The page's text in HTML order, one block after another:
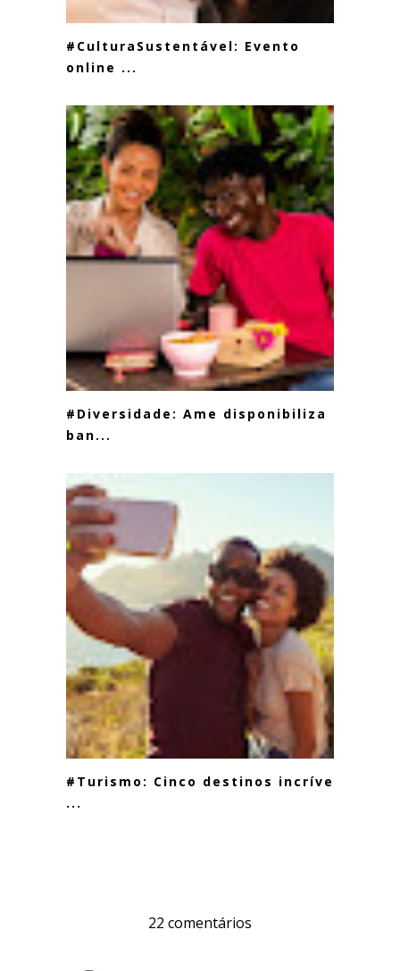
#CulturaSustentável: Evento
online ...
#Diversidade: Ame disponibiliza
ban...
#Turismo: Cinco destinos incríveis
...
22 comentários